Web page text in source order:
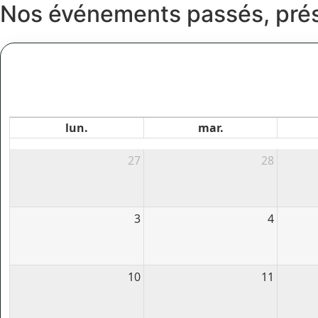
Nos événements passés,
lun. mar.
27 28
3 4
10 11